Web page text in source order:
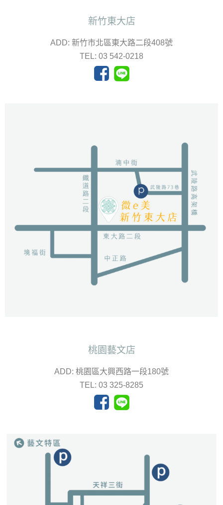
新竹東大店
ADD: 新竹市北區東大路二段408號
TEL: 03 542-0218
桃園藝文店
ADD: 桃園區大興西路一段180號
TEL: 03 325-8285